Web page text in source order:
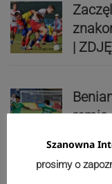
|
Szanowna
prosimy o